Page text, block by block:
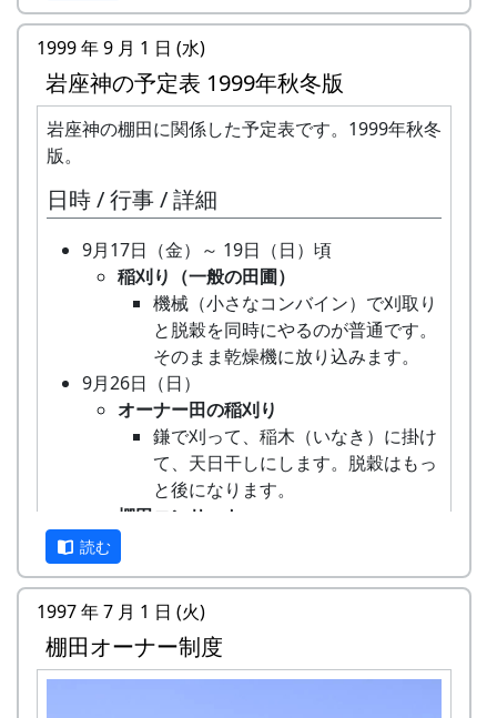
と、あれこれ注文を付けられても困ります。
応募票の例
岩座神・棚田の里の風景 写真コンテスト応募票
題
名
影
撮
東の山の峠道
名
木原 正衛門
住
所
兵庫県多可郡加美町岩座神XXX番地
電
話
0795-35-XXXX（自宅） 090-XXXX-
XXXX（携帯）
肥料
散布
7月27
日
（日）
草引
き作
業
水田の中の雑草を引き抜く。
--
あま
ごつ
かみ
川に放流されたあまごを手で掴
んで獲る。子供たちのためのア
トラクション。串に刺して塩焼
きにして食する。
案山
子作
案山子を作って田んぼの畦に立
てる。
9月28
稲刈
り
鎌（のこぎり鎌）を使って稲を
刈り取り、稲木に掛けて天日干
しにする。
棚田
ト
野外コンサート。
10月
13日
脱
穀・
稲から籾粒だけを取るのが脱
穀、籾粒から殻を取り除いて玄
◎ 万年草植栽
ポットで育った万年草の苗を石垣に
植え付ける。
○ 蕎麦の脱穀
蕎麦の脱穀。
★ 藁細工教室 - 注連縄作り
なわ作りに挑戦する。
★ もちつき大会
1月25日（日）2006-01-22 棚田オーナー蕎麦
★ 蕎麦打ち大会
岩座神で収穫した蕎麦粉を使って、
手打ち蕎麦に挑戦する。
★印は棚田オーナーが主体の行事、○印は村民が
主体の行事、◎印はその他の行事です。○印は村
民の義務としての労働という色合が濃いもので、
棚田オーナーやクラインガルテン住民に参加が要
求されているものではありません。
天候などに左右されて若干の予定変更があるかも
しれません。
なお、棚田オーナーには棚田保存会から正式なス
蕎麦の刈取り。脱穀は次の日曜日
に。
10月27日（日）2002-10-27 万年草植栽
万年草植栽
ポットで育った万年草の苗を石垣に
蕎麦の脱穀。
オーナー藁細工教室 ...
藁細工教室（注連縄作り）
岩座神の老人会の指導のもと、しめ
なわ作りに挑戦する。
もちつき大会
1月26日（日）2013-01-27 棚田オーナー蕎麦
打ち大会
蕎麦打ち大会
岩座神で収穫した蕎麦粉を使って、
手打ち蕎麦に挑戦する。
天候などに左右されて若干の予定変更があるかも
しれません。
なお、棚田オーナーには棚田保存会から正式なス
ケジュールが通知されます。
面
14 MH - - ○ -
宮
15 TT -
石
TK - ○
石
市
男 48
17 NM
川
市
問 5 動機
質問
棚田オーナー制に申し込まれた動機をお聞かせく
ださい。
回答
る。
万年草挿し芽
石垣を飾る万年草の苗を育てるため
に、ポットに挿し芽をする。
8月19日（日）
蕎麦の種を植える。
9月23日（日）
稲刈り
鎌（のこぎり鎌）を使って稲を刈り
取り、稲木に掛けて天日干しにす
る。
棚田コンサート
10月6日（土）～10月7日（日）
秋祭り
6日が宵宮。
10月14日（日）
脱穀（だっこく）・籾摺り（もみすり）
稲から籾粒だけを取るのが脱穀、籾
て持ち帰る。|
収穫祭
トン汁で収穫を祝う。案山子コンテ
ストもある。
来る人たち）と棚田保存会（岩座神
の住人）の初顔合わせ。お互いの自
己紹介やら、農業改良普及センター
の人による米作り講習会。そして区
画の抽選が行なわれる。
植え
田植え
水田に入って、苗を手で植える。
6月11日（日） 2000-06-11 棚田オーナー草
刈り、肥料散布
草刈り、肥料散布
石垣や畦道の草刈り、肥料の散布。
7月30日（日）2000-07-30 棚田オーナー草引
き作業 ...
草引き作業
水田の中の雑草を引き抜く。
あまごつかみ
川に放流されたあまごを手で掴んで
る。
案山子作り
案山子を作って田んぼの畦に立て
る。
1999 年 9 月 1 日 (水)
岩座神の予定表 1999年秋冬版
岩座神の棚田に関係した予定表です。1999年秋冬
版。
日時 / 行事 / 詳細
9月17日（金）～ 19日（日）頃
稲刈り（一般の田圃）
機械（小さなコンバイン）で刈取り
と脱穀を同時にやるのが普通です。
そのまま乾燥機に放り込みます。
9月26日（日）
オーナー田の稲刈り
鎌で刈って、稲木（いなき）に掛け
て、天日干しにします。脱穀はもっ
と後になります。
棚田コンサート
餅つき・野菜即売
10月3日（日）
蕎麦刈り
蕎麦の刈取り。人手不足が心配され
読む
1997 年 7 月 1 日 (火)
棚田オーナー制度